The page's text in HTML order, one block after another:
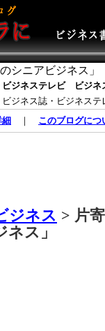
シニアビジネス」
ビジネステレビ ビジネ
ビジネス誌・ビジネス
細 ｜ このブログにつ
ジネス > 片
ス」